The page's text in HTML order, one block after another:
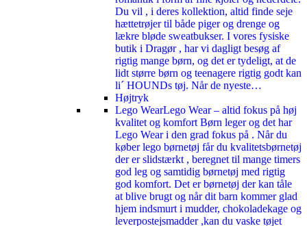
Du vil , i deres kollektion, altid finde seje
hættetrøjer til både piger og drenge og
lækre bløde sweatbukser. I vores fysiske
butik i Dragør , har vi dagligt besøg af
rigtig mange børn, og det er tydeligt, at de
lidt større børn og teenagere rigtig godt kan
li´ HOUNDs tøj. Når de nyeste…
Højtryk
Lego WearLego Wear – altid fokus på høj
kvalitet og komfort Børn leger og det har
Lego Wear i den grad fokus på . Når du
køber lego børnetøj får du kvalitetsbørnetøj
der er slidstærkt , beregnet til mange timers
god leg og samtidig børnetøj med rigtig
god komfort. Det er børnetøj der kan tåle
at blive brugt og når dit barn kommer glad
hjem indsmurt i mudder, chokoladekage og
leverpostejsmadder ,kan du vaske tøjet